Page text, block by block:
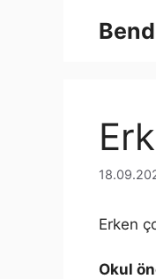
Erken
Okul